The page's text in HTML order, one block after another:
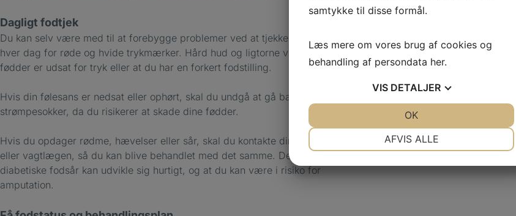
Dagligt fodtjek
Du kan selv være med til at forebygge problemer ved at tjekke dine fødder
hver dag for røde og hvide trykmærker. Hård hud og ligtorne vidner om, at dine
fødder er udsat for tryk eller at du har en forkert fodstilling.
Hvis din følesans er nedsat eller ophørt, skal du undgå at gå barfodet eller på
strømpesokker, da du risikerer at skade dine fødder.
Hvis du opdager rødme, hævelser eller sår, skal du kontakte din læge, klinikken
eller vagtlægen, så du kan blive behandlet med det samme. Det skyldes, at
diabetiske fodsår kan udvikle sig hurtigt, og at du kan være i risiko for
amputation.
samtykke til disse formål.
Læs mere om vores brug af cookies og
behandling af persondata her.
VIS DETALJER
AFVIS ALLE
OK